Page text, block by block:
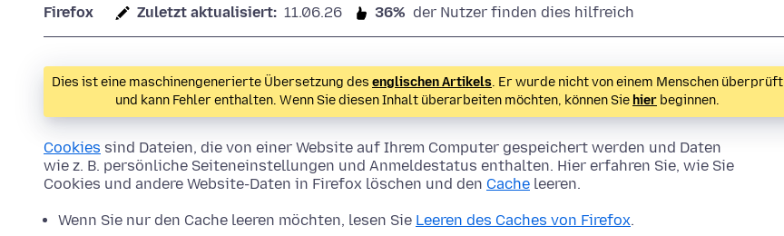
Firefox Zuletzt aktualisiert: 11.06.26 36% der Nutzer finden dies hilfreich
Dies ist eine maschinengenerierte Übersetzung des englischen Artikels. Er wurde nicht von einem Menschen überprüft
und kann Fehler enthalten. Wenn Sie diesen Inhalt überarbeiten möchten, können Sie hier beginnen.
Cookies sind Dateien, die von einer Website auf Ihrem Computer gespeichert werden und Daten
wie z. B. persönliche Seiteneinstellungen und Anmeldestatus enthalten. Hier erfahren Sie, wie Sie
Cookies und andere Website-Daten in Firefox löschen und den Cache leeren.
Wenn Sie nur den Cache leeren möchten, lesen Sie Leeren des Caches von Firefox.